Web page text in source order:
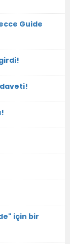
Guide
için bir